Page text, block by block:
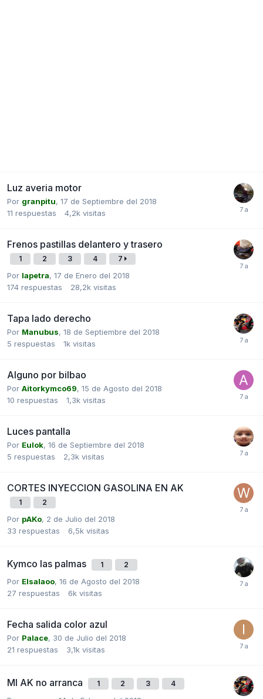
Luz averia motor
Por granpitu, 17 de Septiembre del 2018
11 respuestas 4,2k visitas
Frenos pastillas delantero y trasero
1 2 3 4 7
Por lapetra, 17 de Enero del 2018
174 respuestas 28,2k visitas
Tapa lado derecho
Por Manubus, 18 de Septiembre del 2018
5 respuestas 1k visitas
Alguno por bilbao
Por Aitorkymco69, 15 de Agosto del 2018
10 respuestas 1,3k visitas
Luces pantalla
Por Eulok, 16 de Septiembre del 2018
5 respuestas 2,3k visitas
CORTES INYECCION GASOLINA EN AK
1 2
Por pAKo, 2 de Julio del 2018
33 respuestas 6,5k visitas
Kymco las palmas 1 2
Por Elsalaoo, 16 de Agosto del 2018
27 respuestas 6k visitas
Fecha salida color azul
Por Palace, 30 de Julio del 2018
21 respuestas 3,1k visitas
MI AK no arranca 1 2 3 4